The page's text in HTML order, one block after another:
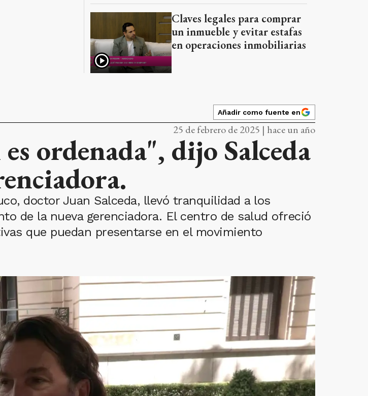
Claves legales para comprar
un inmueble y evitar estafas
en operaciones inmobiliarias
Añadir como fuente en
25 de febrero de 2025 | hace un año
ordenada", dijo Salceda
doctor Juan Salceda, llevó tranquilidad a los
de la nueva gerenciadora. El centro de salud ofreció
que puedan presentarse en el movimiento